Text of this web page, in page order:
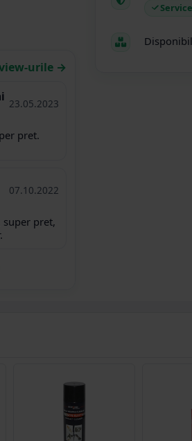
urile →
23.05.2023
pret.
07.10.2022
super pret,